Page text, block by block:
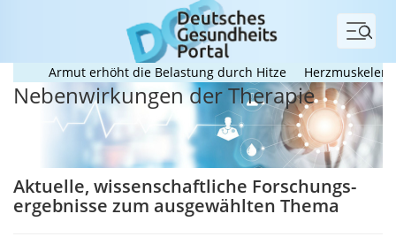
Menü
Armut erhöht die Belastung durch Hitze
Nebenwirkungen der Therapie
Aktuelle, wissenschaftliche Forschungs­
ergebnisse zum ausgewählten Thema